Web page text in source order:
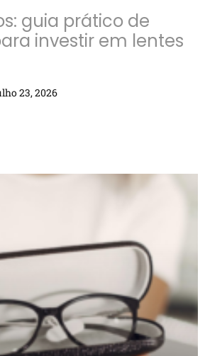
guia prático de
investir em lentes
23, 2026